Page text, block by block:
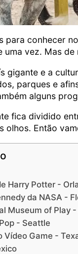
para conhecer
uma vez. Mas
gigante e a
parques e
alguns
fica dividido
olhos. Então
Harry Potter -
da NASA -
Museum of Play -
- Seattle
Vídeo Game -